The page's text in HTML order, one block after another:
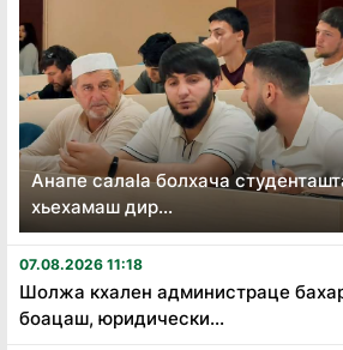
Анапе салаӏа болхача
хьехамаш дир...
07.08.2026 11:18
Шолжа кхален администраце
боацаш, юридически...